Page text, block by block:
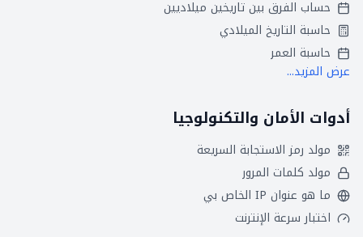
حساب الفرق بين تاريخين ميلاديين
حاسبة التاريخ الميلادي
حاسبة العمر
عرض المزيد...
أدوات الأمان والتكنولوجيا
مولد رمز الاستجابة السريعة
مولد كلمات المرور
ما هو عنوان IP الخاص بي
اختبار سرعة الإنترنت